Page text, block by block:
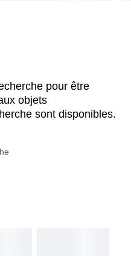
pour être
objets
sont disponibles.